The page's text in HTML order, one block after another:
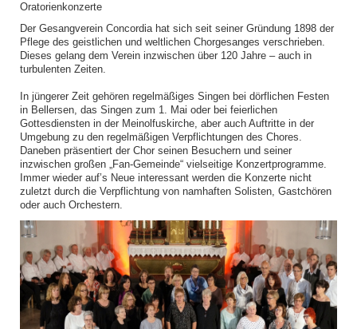
Oratorienkonzerte
Der Gesangverein Concordia hat sich seit seiner Gründung 1898 der
Pflege des geistlichen und weltlichen Chorgesanges verschrieben.
Dieses gelang dem Verein inzwischen über 120 Jahre – auch in
turbulenten Zeiten.
In jüngerer Zeit gehören regelmäßiges Singen bei dörflichen Festen
in Bellersen, das Singen zum 1. Mai oder bei feierlichen
Gottesdiensten in der Meinolfuskirche, aber auch Auftritte in der
Umgebung zu den regelmäßigen Verpflichtungen des Chores.
Daneben präsentiert der Chor seinen Besuchern und seiner
inzwischen großen „Fan-Gemeinde“ vielseitige Konzertprogramme.
Immer wieder auf’s Neue interessant werden die Konzerte nicht
zuletzt durch die Verpflichtung von namhaften Solisten, Gastchören
oder auch Orchestern.